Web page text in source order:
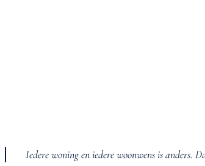
Iedere woning en iedere woonwens is anders.